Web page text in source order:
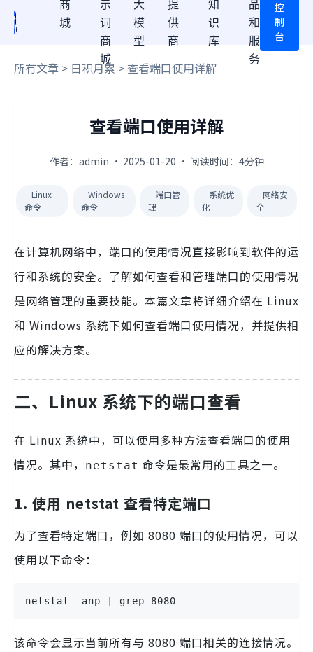
商
城
示
词
商
城
大
模
型
提
供
商
知
识
库
品
和
服
务
控
制
台
所有文章 > 日积月累 > 查看端口使用详解
查看端口使用详解
作者：admin · 2025-01-20 · 阅读时间：4分钟
Linux
命令
Windows
命令
端口管
理
系统优
化
网络安
全
在计算机网络中，端口的使用情况直接影响到软件的运
行和系统的安全。了解如何查看和管理端口的使用情况
是网络管理的重要技能。本篇文章将详细介绍在 Linux
和 Windows 系统下如何查看端口使用情况，并提供相
应的解决方案。
二、Linux 系统下的端口查看
在 Linux 系统中，可以使用多种方法查看端口的使用
情况。其中，
netstat 命令是最常用的工具之一。
1. 使用 netstat 查看特定端口
为了查看特定端口，例如 8080 端口的使用情况，可以
使用以下命令：
netstat -anp | grep 8080
该命令会显示当前所有与 8080 端口相关的连接情况。